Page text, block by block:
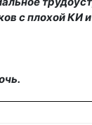
с плохой КИ